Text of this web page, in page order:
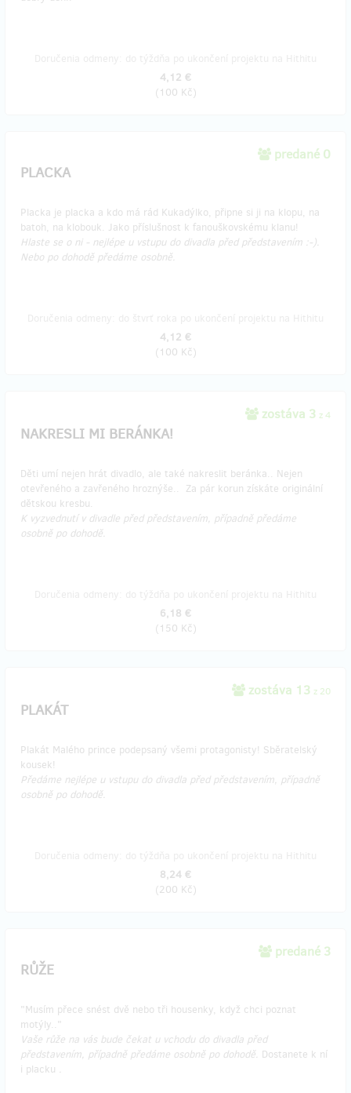
4,12 €
(100 Kč)
predané 0
PLACKA
Placka je placka a kdo má rád Kukadýlko, připne si ji na klopu, na
batoh, na klobouk. Jako příslušnost k fanouškovskému klanu!
Hlaste se o ni - nejlépe u vstupu do divadla před představením :-).
Nebo po dohodě předáme osobně.
4,12 €
(100 Kč)
zostáva 3 z 4
NAKRESLI MI BERÁNKA!
Děti umí nejen hrát divadlo, ale také nakreslit beránka.. Nejen
otevřeného a zavřeného hroznýše.. Za pár korun získáte originální
dětskou kresbu.
K vyzvednutí v divadle před představením, případně předáme
osobně po dohodě.
6,18 €
(150 Kč)
zostáva 13 z 20
PLAKÁT
Plakát Malého prince podepsaný všemi protagonisty! Sběratelský
kousek!
Předáme nejlépe u vstupu do divadla před představením, případně
osobně po dohodě.
8,24 €
(200 Kč)
predané 3
RŮŽE
"Musím přece snést dvě nebo tři housenky, když chci poznat
motýly.."
Vaše růže na vás bude čekat u vchodu do divadla před
představením, případně předáme osobně po dohodě. Dostanete k ní
i placku .